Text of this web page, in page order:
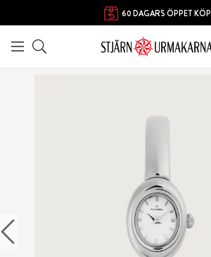
60 DAGARS ÖPPET KÖP